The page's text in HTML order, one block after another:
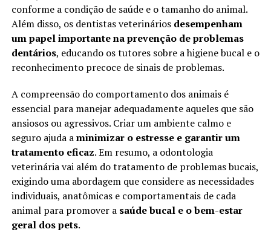
conforme a condição de saúde e o tamanho do animal.
Além disso, os dentistas veterinários desempenham
um papel importante na prevenção de problemas
dentários, educando os tutores sobre a higiene bucal e o
reconhecimento precoce de sinais de problemas.
A compreensão do comportamento dos animais é
essencial para manejar adequadamente aqueles que são
ansiosos ou agressivos. Criar um ambiente calmo e
seguro ajuda aminimizar o estresse e garantir um
tratamento eficaz. Em resumo, a odontologia
veterinária vai além do tratamento de problemas bucais,
exigindo uma abordagem que considere as necessidades
individuais, anatômicas e comportamentais de cada
animal para promover a saúde bucal e o bem-estar
geral dos pets.